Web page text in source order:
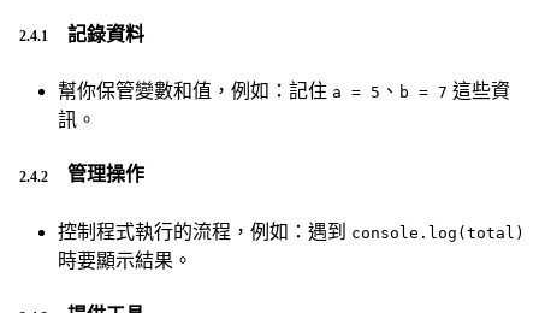
記錄資料
幫你保管變數和值，例如：記住 a = 5 、 b = 7 這些資
訊。
管理操作
控制程式執行的流程，例如：遇到 console.log(total)
時要顯示結果。